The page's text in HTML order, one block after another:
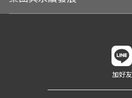
加好友